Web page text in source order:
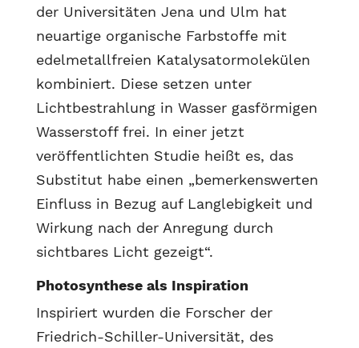
der Universitäten Jena und Ulm hat
neuartige organische Farbstoffe mit
edelmetallfreien Katalysatormolekülen
kombiniert. Diese setzen unter
Lichtbestrahlung in Wasser gasförmigen
Wasserstoff frei. In einer jetzt
veröffentlichten Studie heißt es, das
Substitut habe einen „bemerkenswerten
Einfluss in Bezug auf Langlebigkeit und
Wirkung nach der Anregung durch
sichtbares Licht gezeigt“.
Photosynthese als Inspiration
Inspiriert wurden die Forscher der
Friedrich-Schiller-Universität, des